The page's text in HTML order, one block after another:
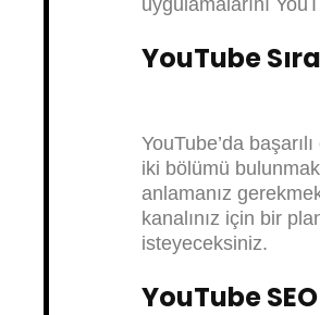
uygulamalarını
YouTube
YouTube’da
iki bölümü
anlamanız
kanalınız için bir
isteyeceksiniz.
YouTube